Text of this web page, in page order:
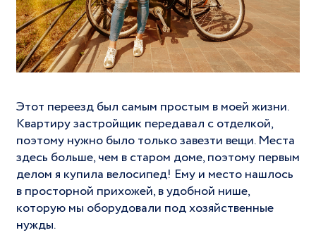
Этот переезд был самым простым в моей жизни.
Квартиру застройщик передавал с отделкой,
поэтому нужно было только завезти вещи. Места
здесь больше, чем в старом доме, поэтому первым
делом я купила велосипед! Ему и место нашлось
в просторной прихожей, в удобной нише,
которую мы оборудовали под хозяйственные
нужды.